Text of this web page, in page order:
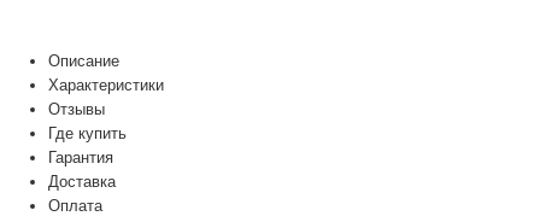
Описание
Характеристики
Отзывы
Где купить
Гарантия
Доставка
Оплата